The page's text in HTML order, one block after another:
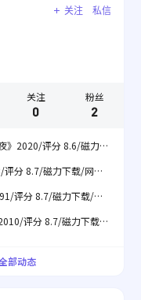
关注 私信
关注
0
粉丝
2
》2020/评分 8.6/磁力下
评分 8.7/磁力下载/网盘
评分 8.7/磁力下载/网
评分 8.7/磁力下载/
部动态